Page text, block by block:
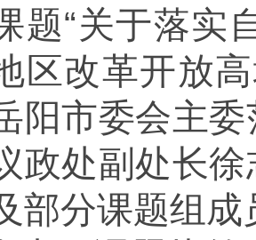
题“关于落实
区改革开放
阳市委会主
政处副处长
部分课题组